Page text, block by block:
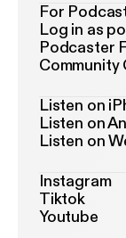
For
Log in as
Podcaster
Community
Listen on
Listen on
Listen on
Instagram
Tiktok
Youtube